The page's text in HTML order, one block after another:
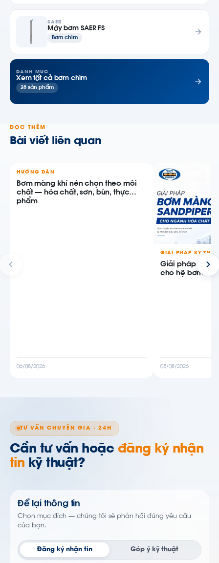
SAER
Máy bơm SAER FS
Bơm chìm
DANH MỤC
Xem tất cả bơm chìm
28 sản phẩm
ĐỌC THÊM
Bài viết liên quan
HƯỚNG DẪN
Bơm màng khí nén chọn theo môi
chất — hóa chất, sơn, bùn, thực
phẩm
06/08/2026
GIẢI PHÁP KỸ
Giải pháp bơm
cho hệ bơm
05/08/2026
TƯ VẤN CHUYÊN GIA · 24H
Cần tư vấn hoặc đăng ký nhận
tin kỹ thuật?
Để lại thông tin
Chọn mục đích — chúng tôi sẽ phản hồi đúng yêu cầu
của bạn.
Đăng ký nhận tin Góp ý kỹ thuật